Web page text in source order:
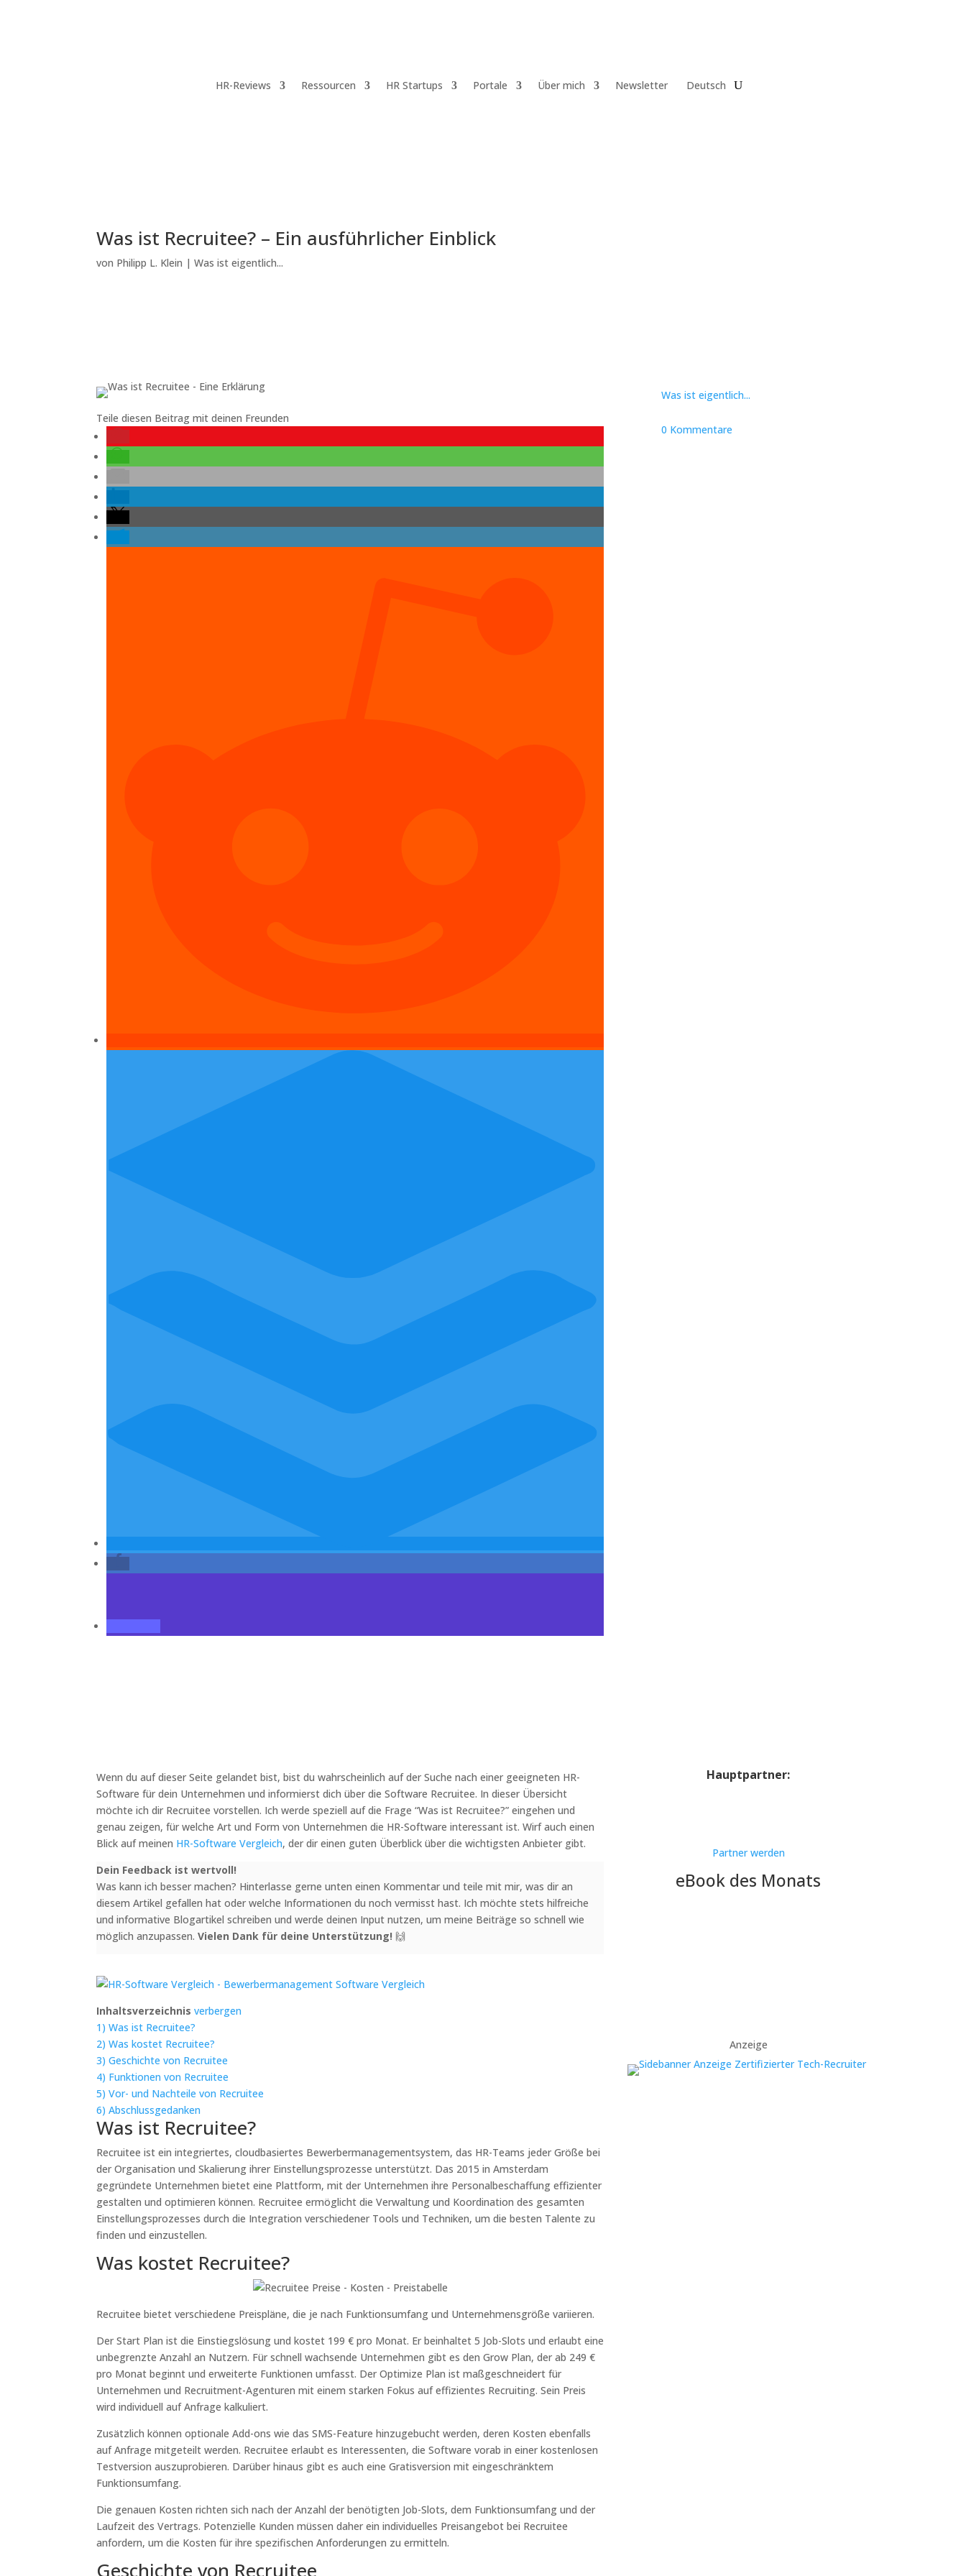
HR-Reviews Ressourcen HR Startups Portale Über mich Newsletter Deutsch
Was ist Recruitee? – Ein ausführlicher Einblick
von Philipp L. Klein |Was ist eigentlich...
Teile diesen Beitrag mit deinen Freunden
Was ist eigentlich...
0 Kommentare
Wenn du auf dieser Seite gelandet bist, bist du wahrscheinlich auf der Suche nach einer geeigneten HR-
Software für dein Unternehmen und informierst dich über die Software Recruitee. In dieser Übersicht
möchte ich dir Recruitee vorstellen. Ich werde speziell auf die Frage “Was ist Recruitee?” eingehen und
genau zeigen, für welche Art und Form von Unternehmen die HR-Software interessant ist. Wirf auch einen
Blick auf meinen HR-Software Vergleich, der dir einen guten Überblick über die wichtigsten Anbieter gibt.
Dein Feedback ist wertvoll!
Was kann ich besser machen? Hinterlasse gerne unten einen Kommentar und teile mit mir, was dir an
diesem Artikel gefallen hat oder welche Informationen du noch vermisst hast. Ich möchte stets hilfreiche
und informative Blogartikel schreiben und werde deinen Input nutzen, um meine Beiträge so schnell wie
möglich anzupassen.Vielen Dank für deine Unterstützung! 🙌
Inhaltsverzeichnis verbergen
1) Was ist Recruitee?
2) Was kostet Recruitee?
3) Geschichte von Recruitee
4) Funktionen von Recruitee
5) Vor- und Nachteile von Recruitee
6) Abschlussgedanken
Was ist Recruitee?
Recruitee ist ein integriertes, cloudbasiertes Bewerbermanagementsystem, das HR-Teams jeder Größe bei
der Organisation und Skalierung ihrer Einstellungsprozesse unterstützt. Das 2015 in Amsterdam
gegründete Unternehmen bietet eine Plattform, mit der Unternehmen ihre Personalbeschaffung effizienter
gestalten und optimieren können. Recruitee ermöglicht die Verwaltung und Koordination des gesamten
Einstellungsprozesses durch die Integration verschiedener Tools und Techniken, um die besten Talente zu
finden und einzustellen.
Was kostet Recruitee?
Recruitee bietet verschiedene Preispläne, die je nach Funktionsumfang und Unternehmensgröße variieren.
Der Start Plan ist die Einstiegslösung und kostet 199 € pro Monat. Er beinhaltet 5 Job-Slots und erlaubt eine
unbegrenzte Anzahl an Nutzern. Für schnell wachsende Unternehmen gibt es den Grow Plan, der ab 249 €
pro Monat beginnt und erweiterte Funktionen umfasst. Der Optimize Plan ist maßgeschneidert für
Unternehmen und Recruitment-Agenturen mit einem starken Fokus auf effizientes Recruiting. Sein Preis
wird individuell auf Anfrage kalkuliert.
Zusätzlich können optionale Add-ons wie das SMS-Feature hinzugebucht werden, deren Kosten ebenfalls
auf Anfrage mitgeteilt werden. Recruitee erlaubt es Interessenten, die Software vorab in einer kostenlosen
Testversion auszuprobieren. Darüber hinaus gibt es auch eine Gratisversion mit eingeschränktem
Funktionsumfang.
Die genauen Kosten richten sich nach der Anzahl der benötigten Job-Slots, dem Funktionsumfang und der
Laufzeit des Vertrags. Potenzielle Kunden müssen daher ein individuelles Preisangebot bei Recruitee
anfordern, um die Kosten für ihre spezifischen Anforderungen zu ermitteln.
Geschichte von Recruitee
Hauptpartner:
Partner werden
eBook des Monats
Anzeige